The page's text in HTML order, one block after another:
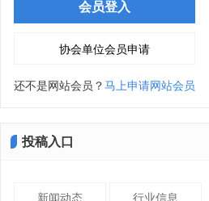
还不是网站会员？ 马上申请网站会员
投稿入口
新闻动态 行业信息